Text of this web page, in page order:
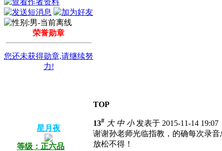
荣誉勋章
您还未获得勋章,请继续努
力!
TOP
星月夜
等级：正六品
13# 大 中 小发表于 2015-11-14 19:07
谢谢孙老师光临指教，的确每次录
放松不得！